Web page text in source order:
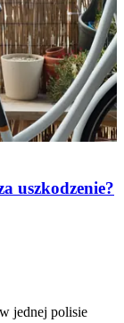
uszkodzenie?
jednej polisie